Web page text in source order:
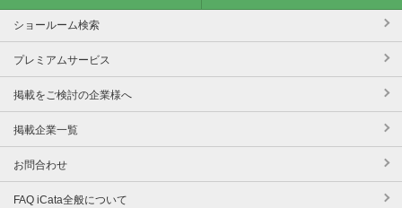
ショールーム検索
プレミアムサービス
掲載をご検討の企業様へ
掲載企業一覧
お問合わせ
FAQ iCata全般について